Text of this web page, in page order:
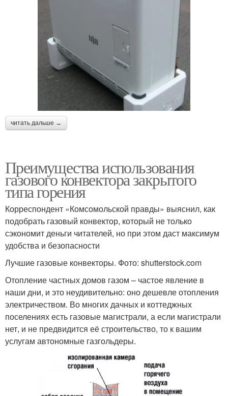
читать дальше →
Преимущества использования
газового конвектора закрытого
типа горения
Корреспондент «Комсомольской правды» выяснил, как
подобрать газовый конвектор, который не только
сэкономит деньги читателей, но при этом даст максимум
удобства и безопасности
Лучшие газовые конвекторы. Фото: shutterstock.com
Отопление частных домов газом – частое явление в
наши дни, и это неудивительно: оно дешевле отопления
электричеством. Во многих дачных и коттеджных
поселениях есть газовые магистрали, а если магистрали
нет, и не предвидится её строительство, то к вашим
услугам автономные газгольдеры.